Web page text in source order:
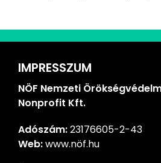
IMPRESSZUM
NÖF Nemzeti
Nonprofit Kft.
Adószám:23176605-2-43
Web:www.nöf.hu